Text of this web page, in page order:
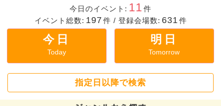
今日のイベント: 11 件
イベント総数: 197 件 / 登録会場数: 631 件
今日
Today
明日
Tomorrow
指定日以降で検索